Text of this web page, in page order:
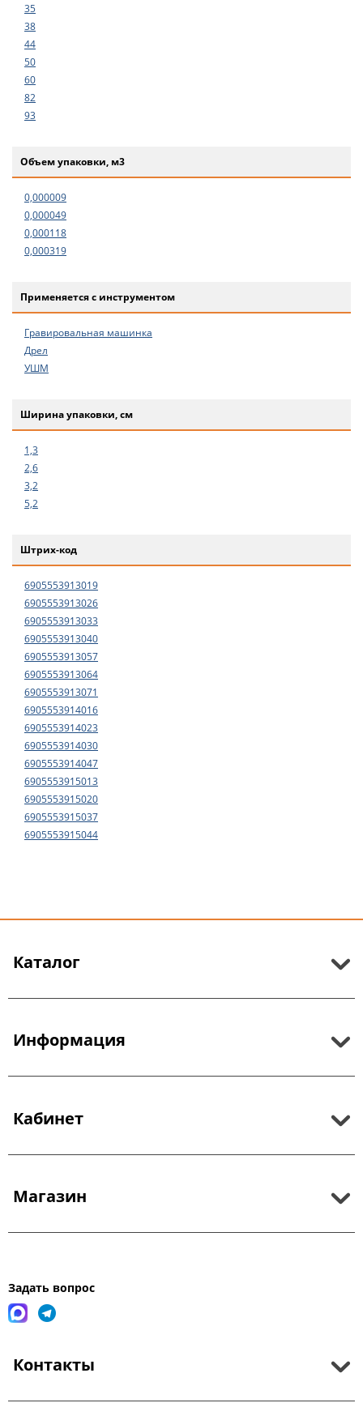
35
38
44
50
60
82
93
Объем упаковки, м3
0,000009
0,000049
0,000118
0,000319
Применяется с инструментом
Гравировальная машинка
Дрел
УШМ
Ширина упаковки, см
1,3
2,6
3,2
5,2
Штрих-код
6905553913019
6905553913026
6905553913033
6905553913040
6905553913057
6905553913064
6905553913071
6905553914016
6905553914023
6905553914030
6905553914047
6905553915013
6905553915020
6905553915037
6905553915044
Каталог
Информация
Кабинет
Магазин
Задать вопрос
Контакты